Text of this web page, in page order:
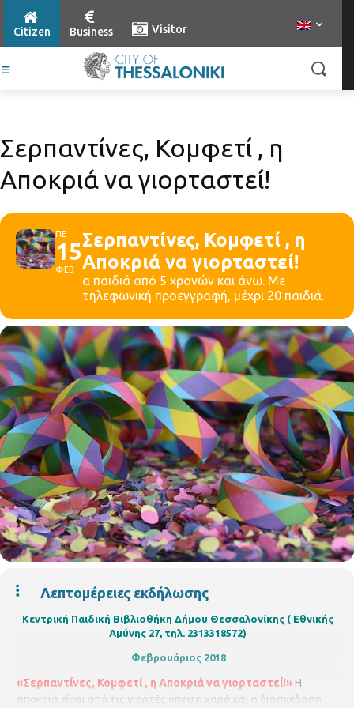
Citizen Business Visitor
Σερπαντίνες, Κομφετί , η
Αποκριά να γιορταστεί!
ΠΕ
15
ΦΕΒ
Σερπαντίνες, Κομφετί , η
Αποκριά να γιορταστεί!
α παιδιά από 5 χρονών και άνω. Με
τηλεφωνική προεγγραφή, μέχρι 20 παιδιά.
Λεπτομέρειες εκδήλωσης
Κεντρική Παιδική Βιβλιοθήκη Δήμου Θεσσαλονίκης ( Εθνικής
Αμύνης 27, τηλ. 2313318572)
Φεβρουάριος 2018
«Σερπαντίνες, Κομφετί , η Αποκριά να γιορταστεί!» Η
αποκριά είναι από τις γιορτές όπου η χαρά και η διασκέδαση